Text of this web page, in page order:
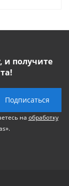
и получите
на обработку